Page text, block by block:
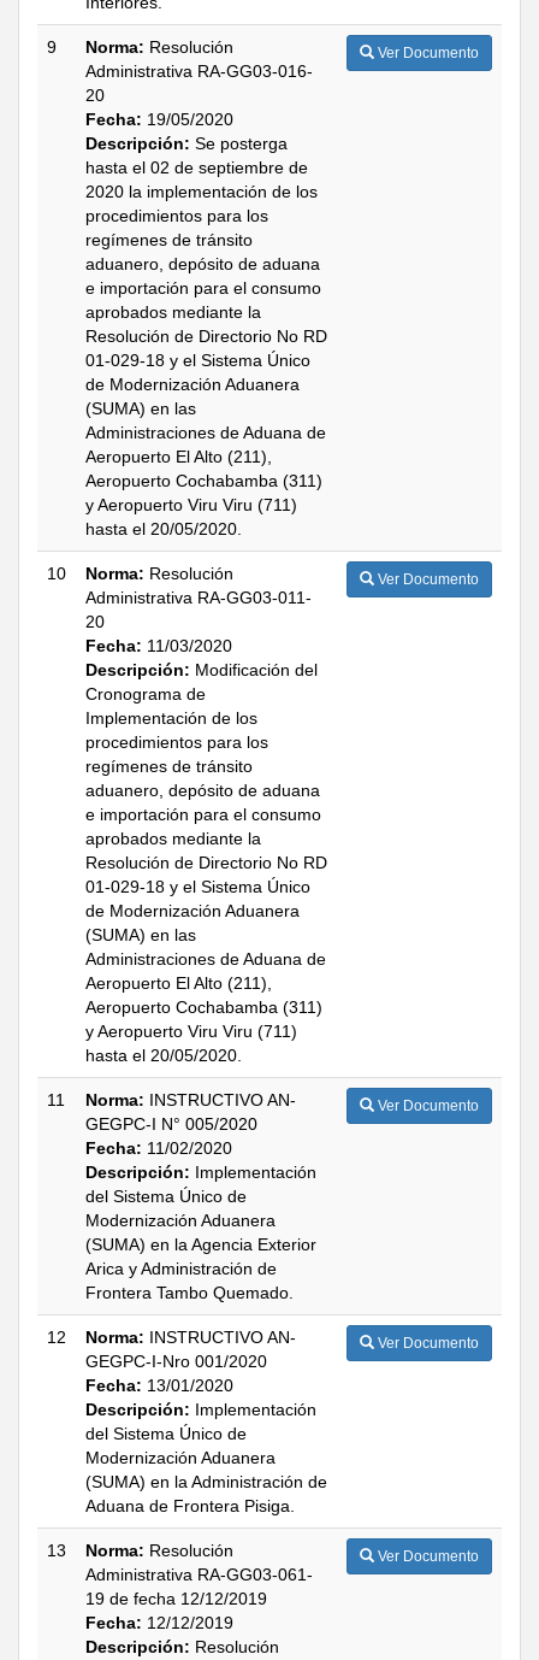
9 Norma: Resolución
Administrativa RA-GG03-016-
20
Fecha: 19/05/2020
Descripción: Se posterga
hasta el 02 de septiembre de
2020 la implementación de los
procedimientos para los
regímenes de tránsito
aduanero, depósito de aduana
e importación para el consumo
aprobados mediante la
Resolución de Directorio No RD
01-029-18 y el Sistema Único
de Modernización Aduanera
(SUMA) en las
Administraciones de Aduana de
Aeropuerto El Alto (211),
Aeropuerto Cochabamba (311)
y Aeropuerto Viru Viru (711)
hasta el 20/05/2020.
Ver Documento
10 Norma: Resolución
Administrativa RA-GG03-011-
20
Fecha: 11/03/2020
Descripción: Modificación del
Cronograma de
Implementación de los
procedimientos para los
regímenes de tránsito
aduanero, depósito de aduana
e importación para el consumo
aprobados mediante la
Resolución de Directorio No RD
01-029-18 y el Sistema Único
de Modernización Aduanera
(SUMA) en las
Administraciones de Aduana de
Aeropuerto El Alto (211),
Aeropuerto Cochabamba (311)
y Aeropuerto Viru Viru (711)
hasta el 20/05/2020.
Ver Documento
11 Norma: INSTRUCTIVO AN-
GEGPC-I N° 005/2020
Fecha: 11/02/2020
Descripción: Implementación
del Sistema Único de
Modernización Aduanera
(SUMA) en la Agencia Exterior
Arica y Administración de
Frontera Tambo Quemado.
Ver Documento
12 Norma: INSTRUCTIVO AN-
GEGPC-I-Nro 001/2020
Fecha: 13/01/2020
Descripción: Implementación
del Sistema Único de
Modernización Aduanera
(SUMA) en la Administración de
Aduana de Frontera Pisiga.
Ver Documento
13 Norma: Resolución
Administrativa RA-GG03-061-
19 de fecha 12/12/2019
Fecha: 12/12/2019
Descripción: Resolución
Ver Documento